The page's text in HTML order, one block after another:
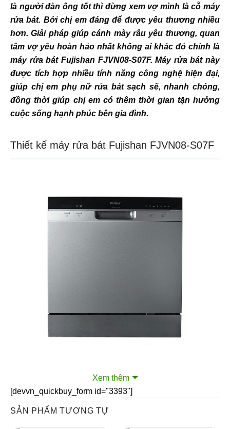
là người đàn ông tốt thì đừng xem vợ mình là cỗ máy
rửa bát. Bởi chị em đáng để được yêu thương nhiều
hơn. Giải pháp giúp cánh mày râu yêu thương, quan
tâm vợ yêu hoàn hảo nhất không ai khác đó chính là
máy rửa bát Fujishan FJVN08-S07F. Máy rửa bát này
được tích hợp nhiều tính năng công nghệ hiện đại,
giúp chị em phụ nữ rửa bát sạch sẽ, nhanh chóng,
đồng thời giúp chị em có thêm thời gian tận hưởng
cuộc sống hạnh phúc bên gia đình.
Thiết kế máy rửa bát Fujishan FJVN08-S07F
Máy rửa bát Fujishan FJVN08-S07F
Máy rửa bát Fujishan FJVN08-S07F sở hữu thiết kế hiện
Xem thêm
[devvn_quickbuy_form id="3393"]
SẢN PHẨM TƯƠNG TỰ